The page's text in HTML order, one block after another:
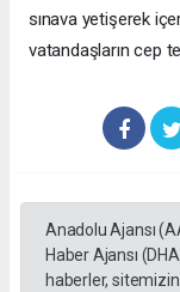
sınava yetişerek
vatandaşların cep
Anadolu Ajansı
Haber Ajansı
haberler,